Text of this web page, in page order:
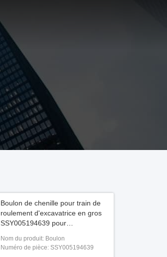
Boulon de chenille pour train de
roulement d'excavatrice en gros
SSY005194639 pour
Nom du produit: Boulon
Numéro de pièce: SSY005194639